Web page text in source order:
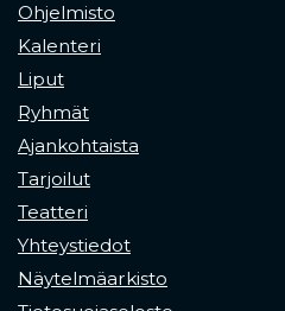
Ohjelmisto
Kalenteri
Liput
Ryhmät
Ajankohtaista
Tarjoilut
Teatteri
Yhteystiedot
Näytelmäarkisto